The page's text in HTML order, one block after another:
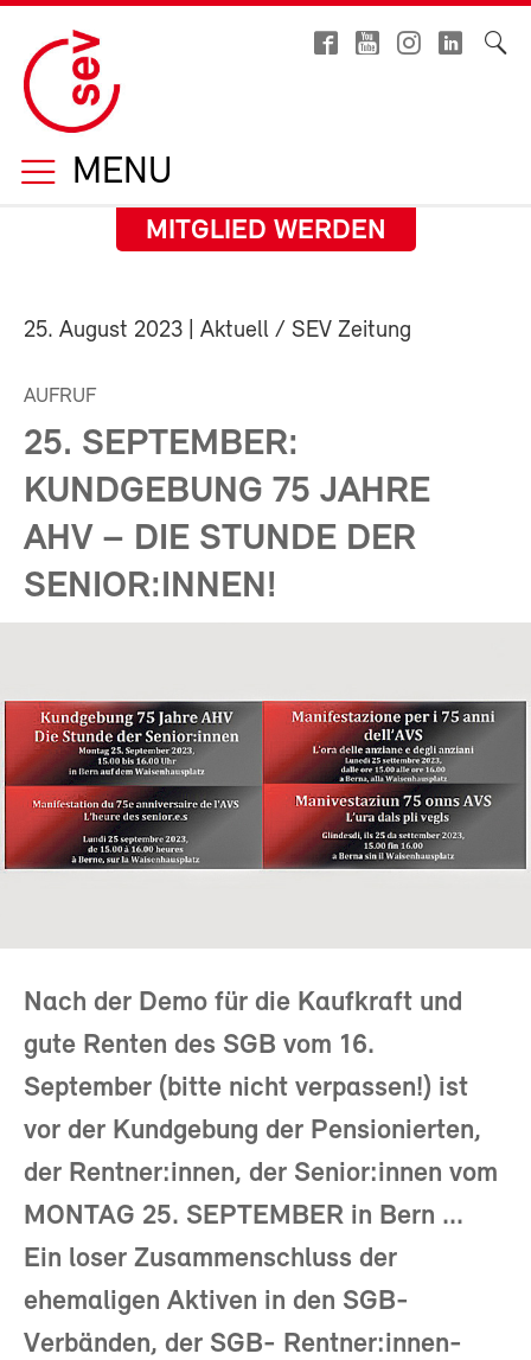
MENU
MITGLIED WERDEN
25. August 2023 | Aktuell / SEV Zeitung
AUFRUF
25. SEPTEMBER:
KUNDGEBUNG 75 JAHRE
AHV – DIE STUNDE DER
SENIOR:INNEN!
Nach der Demo für die Kaufkraft und
gute Renten des SGB vom 16.
September (bitte nicht verpassen!) ist
vor der Kundgebung der Pensionierten,
der Rentner:innen, der Senior:innen vom
MONTAG 25. SEPTEMBER in Bern ...
Ein loser Zusammenschluss der
ehemaligen Aktiven in den SGB-
Verbänden, der SGB- Rentner:innen-